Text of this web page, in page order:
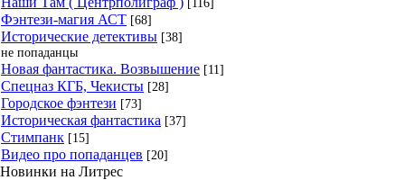
Фэнтези-магия АСТ [68]
Исторические детективы [38]
не попаданцы
Новая фантастика. Возвышение [11]
Спецназ КГБ, Чекисты [28]
Городское фэнтези [73]
Историческая фантастика [37]
Стимпанк [15]
Видео про попаданцев [20]
Новинки на Литрес